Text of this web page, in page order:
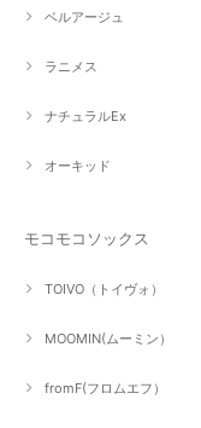
ベルアージュ
ラニメス
ナチュラルEx
オーキッド
モコモコソックス
TOIVO（トイヴォ）
MOOMIN(ムーミン）
fromF(フロムエフ）